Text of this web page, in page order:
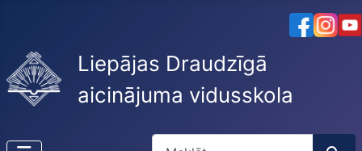
Liepājas Draudzīgā
aicinājuma vidusskola